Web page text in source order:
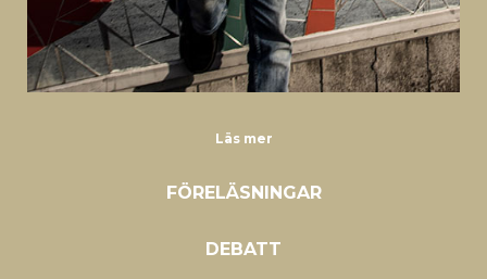
Läs mer
FÖRELÄSNINGAR
DEBATT